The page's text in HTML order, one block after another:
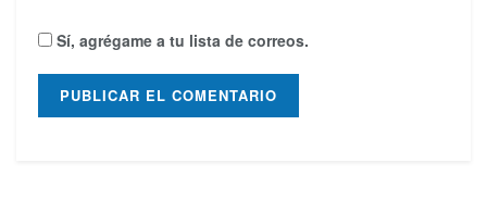
Sí, agrégame a tu lista de correos.